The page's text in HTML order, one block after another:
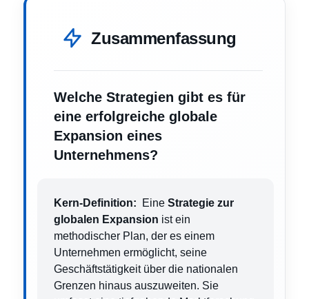
Zusammenfassung
Welche Strategien gibt es für
eine erfolgreiche globale
Expansion eines
Unternehmens?
Kern-Definition: Eine Strategie zur
globalen Expansion ist ein
methodischer Plan, der es einem
Unternehmen ermöglicht, seine
Geschäftstätigkeit über die nationalen
Grenzen hinaus auszuweiten. Sie